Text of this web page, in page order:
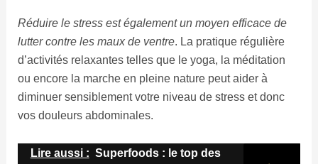
Réduire le stress est également un moyen efficace de
lutter contre les maux de ventre. La pratique régulière
d’activités relaxantes telles que le yoga, la méditation
ou encore la marche en pleine nature peut aider à
diminuer sensiblement votre niveau de stress et donc
vos douleurs abdominales.
Lire aussi : Superfoods : le top des